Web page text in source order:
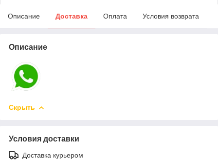
Описание Доставка Оплата Условия возврата
Описание
Скрыть
Условия доставки
Доставка курьером